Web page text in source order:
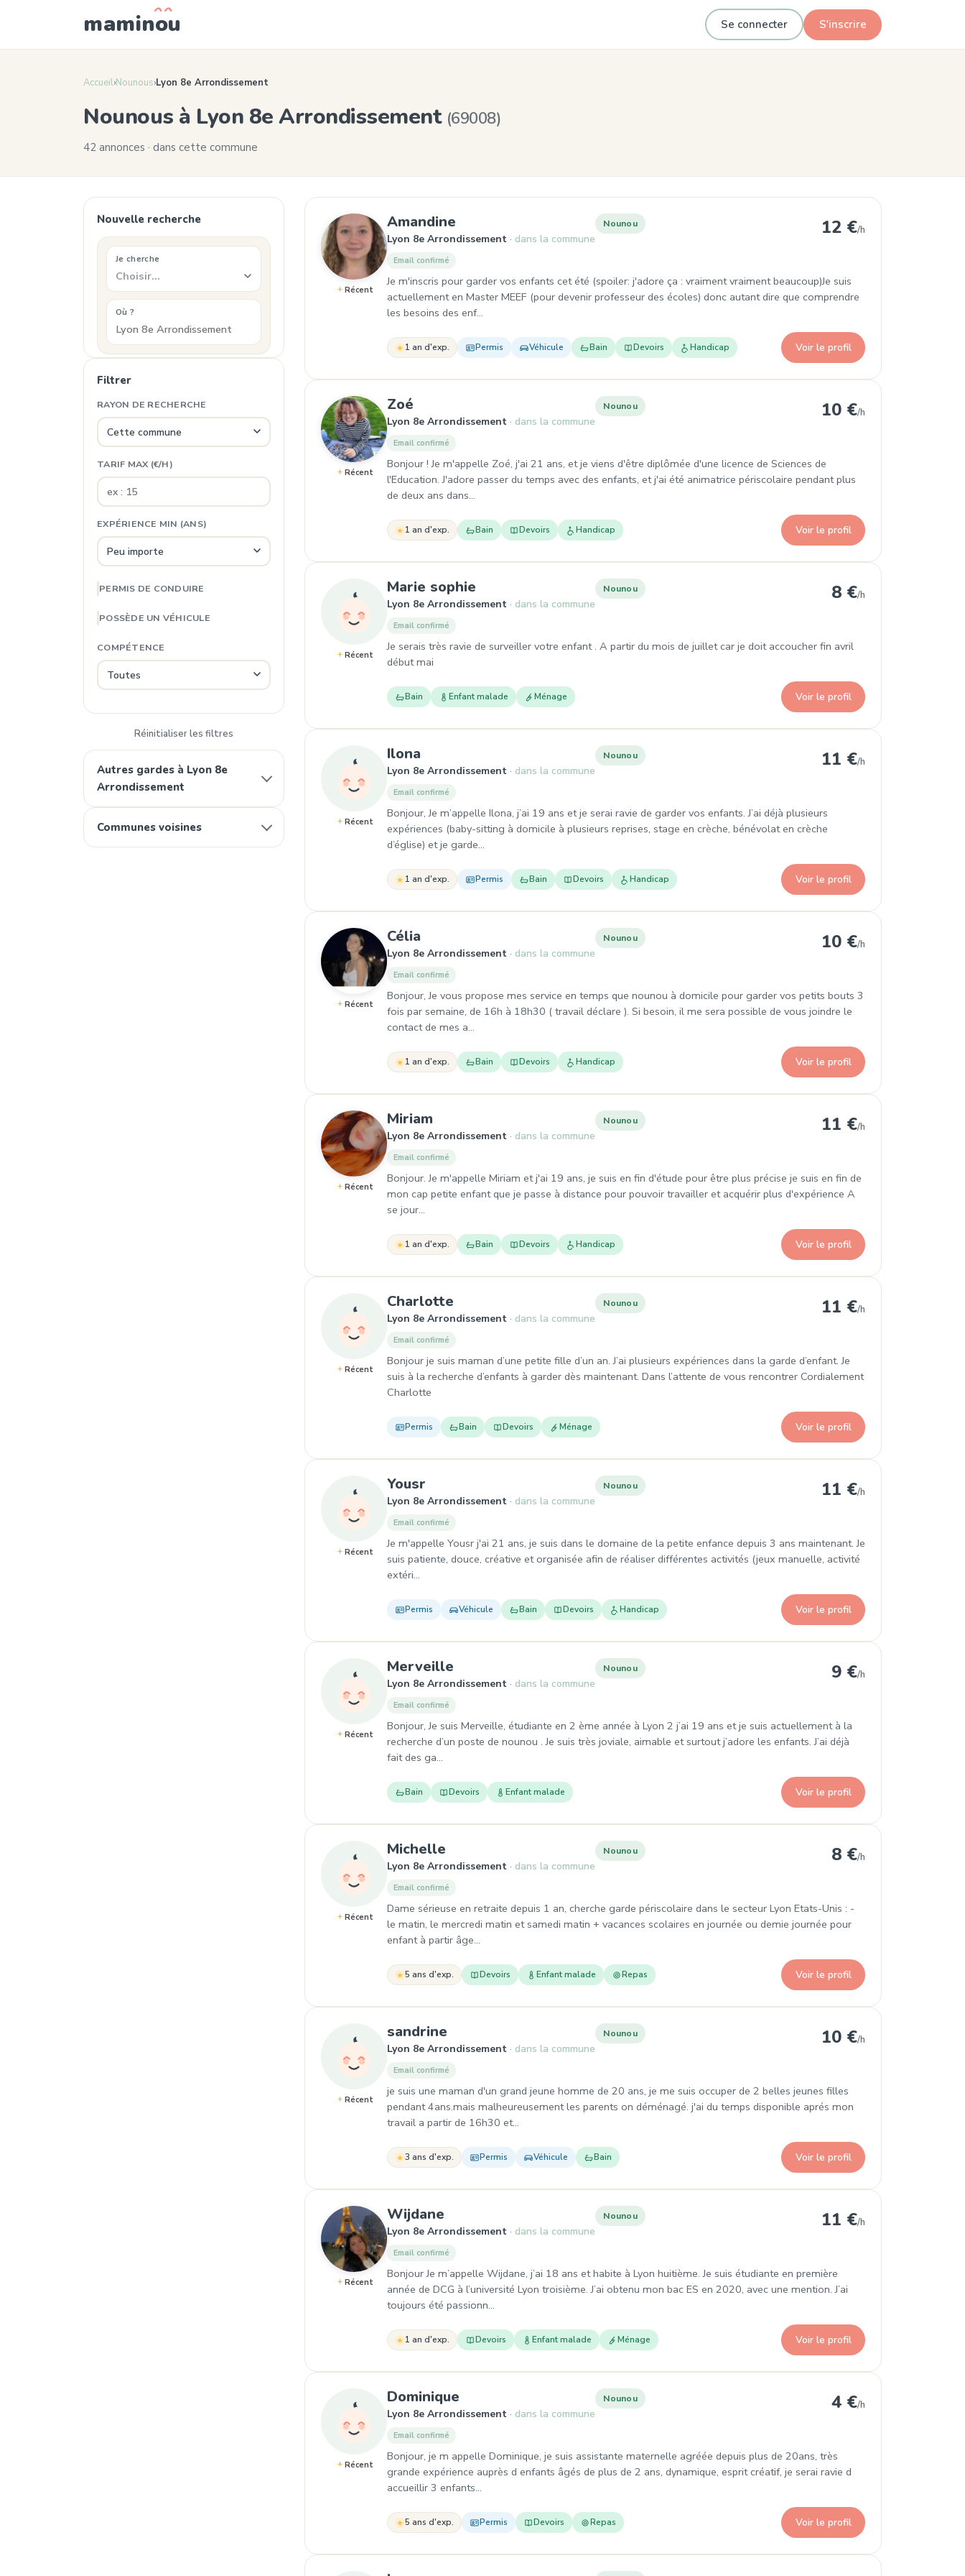
maminou Se connecter S'inscrire
Accueil›Nounous›Lyon 8e Arrondissement
Nounous à Lyon 8e Arrondissement (69008)
42 annonces · dans cette commune
Nouvelle recherche
Je cherche
Choisir…
Où ?
Filtrer
RAYON DE RECHERCHE
TARIF MAX (€/H)
EXPÉRIENCE MIN (ANS)
PERMIS DE CONDUIRE
POSSÈDE UN VÉHICULE
COMPÉTENCE
Réinitialiser les filtres
Autres gardes à Lyon 8e
Arrondissement
Communes voisines
Récent
Amandine , Nounou à Lyon 8e Arrondissement
Lyon 8e Arrondissement dans la commune
Nounou 12 €/h
Email confirmé
Je m'inscris pour garder vos enfants cet été (spoiler: j'adore ça : vraiment vraiment beaucoup)Je suis
actuellement en Master MEEF (pour devenir professeur des écoles) donc autant dire que comprendre
les besoins des enf…
1 an d'exp. Permis Véhicule Bain Devoirs Handicap Voir le profil
Récent
Zoé , Nounou à Lyon 8e Arrondissement
Lyon 8e Arrondissement dans la commune
Nounou 10 €/h
Email confirmé
Bonjour ! Je m'appelle Zoé, j'ai 21 ans, et je viens d'être diplômée d'une licence de Sciences de
l'Education. J'adore passer du temps avec des enfants, et j'ai été animatrice périscolaire pendant plus
de deux ans dans…
1 an d'exp. Bain Devoirs Handicap Voir le profil
Récent
Marie sophie , Nounou à Lyon 8e Arrondissement
Lyon 8e Arrondissement dans la commune
Nounou 8 €/h
Email confirmé
Je serais très ravie de surveiller votre enfant . A partir du mois de juillet car je doit accoucher fin avril
début mai
Bain Enfant malade Ménage Voir le profil
Récent
Ilona , Nounou à Lyon 8e Arrondissement
Lyon 8e Arrondissement dans la commune
Nounou 11 €/h
Email confirmé
Bonjour, Je m’appelle Ilona, j’ai 19 ans et je serai ravie de garder vos enfants. J’ai déjà plusieurs
expériences (baby-sitting à domicile à plusieurs reprises, stage en crèche, bénévolat en crèche
d’église) et je garde…
1 an d'exp. Permis Bain Devoirs Handicap Voir le profil
Récent
Célia , Nounou à Lyon 8e Arrondissement
Lyon 8e Arrondissement dans la commune
Nounou 10 €/h
Email confirmé
Bonjour, Je vous propose mes service en temps que nounou à domicile pour garder vos petits bouts 3
fois par semaine, de 16h à 18h30 ( travail déclare ). Si besoin, il me sera possible de vous joindre le
contact de mes a…
1 an d'exp. Bain Devoirs Handicap Voir le profil
Récent
Miriam , Nounou à Lyon 8e Arrondissement
Lyon 8e Arrondissement dans la commune
Nounou 11 €/h
Email confirmé
Bonjour. Je m'appelle Miriam et j'ai 19 ans, je suis en fin d'étude pour être plus précise je suis en fin de
mon cap petite enfant que je passe à distance pour pouvoir travailler et acquérir plus d'expérience A
se jour…
1 an d'exp. Bain Devoirs Handicap Voir le profil
Récent
Charlotte , Nounou à Lyon 8e Arrondissement
Lyon 8e Arrondissement dans la commune
Nounou 11 €/h
Email confirmé
Bonjour je suis maman d’une petite fille d’un an. J’ai plusieurs expériences dans la garde d’enfant. Je
suis à la recherche d’enfants à garder dès maintenant. Dans l’attente de vous rencontrer Cordialement
Charlotte
Permis Bain Devoirs Ménage Voir le profil
Récent
Yousr , Nounou à Lyon 8e Arrondissement
Lyon 8e Arrondissement dans la commune
Nounou 11 €/h
Email confirmé
Je m'appelle Yousr j'ai 21 ans, je suis dans le domaine de la petite enfance depuis 3 ans maintenant. Je
suis patiente, douce, créative et organisée afin de réaliser différentes activités (jeux manuelle, activité
extéri…
Permis Véhicule Bain Devoirs Handicap Voir le profil
Récent
Merveille , Nounou à Lyon 8e Arrondissement
Lyon 8e Arrondissement dans la commune
Nounou 9 €/h
Email confirmé
Bonjour, Je suis Merveille, étudiante en 2 ème année à Lyon 2 j’ai 19 ans et je suis actuellement à la
recherche d’un poste de nounou . Je suis très joviale, aimable et surtout j’adore les enfants. J’ai déjà
fait des ga…
Bain Devoirs Enfant malade Voir le profil
Récent
Michelle , Nounou à Lyon 8e Arrondissement
Lyon 8e Arrondissement dans la commune
Nounou 8 €/h
Email confirmé
Dame sérieuse en retraite depuis 1 an, cherche garde périscolaire dans le secteur Lyon Etats-Unis : -
le matin, le mercredi matin et samedi matin + vacances scolaires en journée ou demie journée pour
enfant à partir âge…
5 ans d'exp. Devoirs Enfant malade Repas Voir le profil
Récent
sandrine , Nounou à Lyon 8e Arrondissement
Lyon 8e Arrondissement dans la commune
Nounou 10 €/h
Email confirmé
je suis une maman d'un grand jeune homme de 20 ans, je me suis occuper de 2 belles jeunes filles
pendant 4ans.mais malheureusement les parents on déménagé. j'ai du temps disponible aprés mon
travail a partir de 16h30 et…
3 ans d'exp. Permis Véhicule Bain Voir le profil
Récent
Wijdane , Nounou à Lyon 8e Arrondissement
Lyon 8e Arrondissement dans la commune
Nounou 11 €/h
Email confirmé
Bonjour Je m’appelle Wijdane, j’ai 18 ans et habite à Lyon huitième. Je suis étudiante en première
année de DCG à l’université Lyon troisième. J’ai obtenu mon bac ES en 2020, avec une mention. J’ai
toujours été passionn…
1 an d'exp. Devoirs Enfant malade Ménage Voir le profil
Récent
Dominique , Nounou à Lyon 8e Arrondissement
Lyon 8e Arrondissement dans la commune
Nounou 4 €/h
Email confirmé
Bonjour, je m appelle Dominique, je suis assistante maternelle agréée depuis plus de 20ans, très
grande expérience auprès d enfants âgés de plus de 2 ans, dynamique, esprit créatif, je serai ravie d
accueillir 3 enfants…
5 ans d'exp. Permis Devoirs Repas Voir le profil